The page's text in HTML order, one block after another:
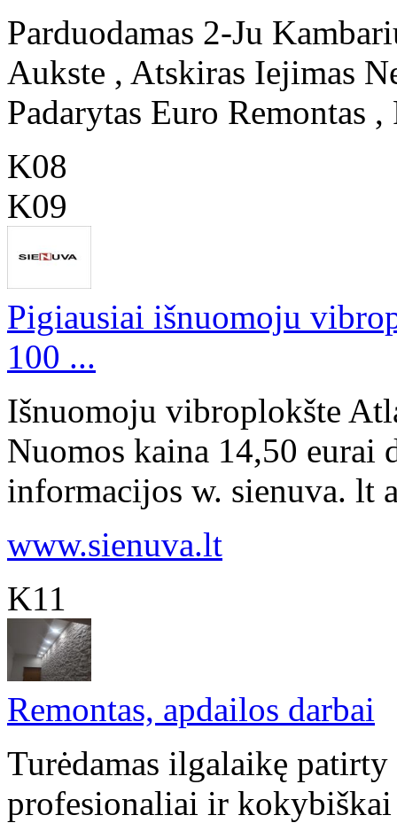
Parduodamas 2-Ju
Aukste , Atskiras Iejimas
Padarytas Euro Remontas
K08
K09
Pigiausiai išnuomoju
100 ...
Išnuomoju vibroplokšte
Nuomos kaina 14,50 eurai
informacijos w. sienuva. lt
www.sienuva.lt
K11
Remontas, apdailos darbai
Turėdamas ilgalaikę
profesionaliai ir